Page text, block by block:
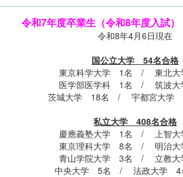
令和7年度卒業生（令和8年度入試
令和8年4月6日現在
国公立大学 54名合格
東京科学大学 1名 / 東北
医学部医学科 1名 / 筑波
茨城大学 18名 / 宇都宮大学
私立大学 408名合格
慶應義塾大学 1名 / 上智
東京理科大学 8名 / 明治
青山学院大学 3名 / 立教
中央大学 5名 / 法政大学 4